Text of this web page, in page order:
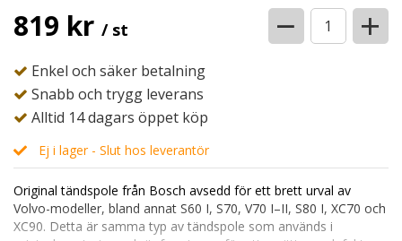
819 kr / st − +
Enkel och säker betalning
Snabb och trygg leverans
Alltid 14 dagars öppet köp
Ej i lager - Slut hos leverantör
Original tändspole från Bosch avsedd för ett brett urval av
Volvo-modeller, bland annat S60 I, S70, V70 I–II, S80 I, XC70 och
XC90. Detta är samma typ av tändspole som används i